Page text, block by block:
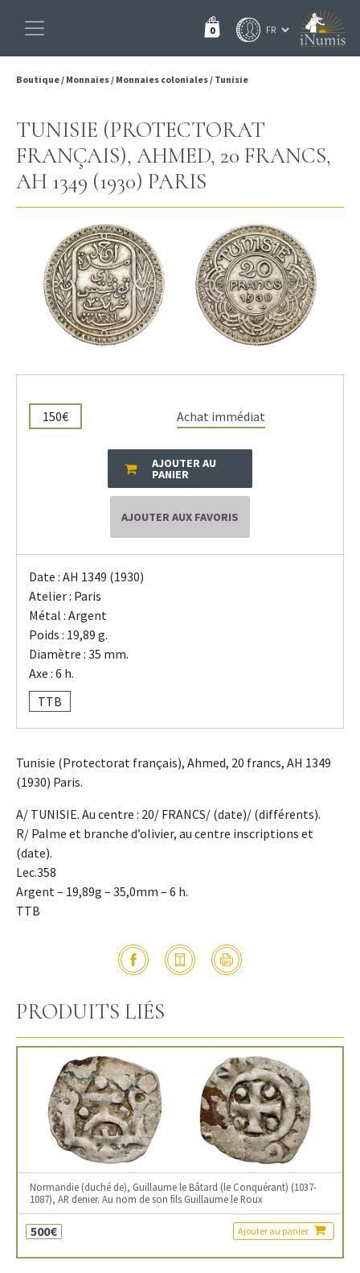
0
Boutique/ Monnaies/ Monnaies coloniales/ Tunisie
TUNISIE (PROTECTORAT
FRANÇAIS), AHMED, 20 FRANCS,
AH 1349 (1930) PARIS
150€ Achat immédiat
AJOUTER AU
PANIER
AJOUTER AUX FAVORIS
Date : AH 1349 (1930)
Atelier : Paris
Métal : Argent
Poids : 19,89 g.
Diamètre : 35 mm.
Axe : 6 h.
TTB
Tunisie (Protectorat français), Ahmed, 20 francs, AH 1349
(1930) Paris.
A/ TUNISIE. Au centre : 20/ FRANCS/ (date)/ (différents).
R/ Palme et branche d’olivier, au centre inscriptions et
(date).
Lec.358
Argent – 19,89g – 35,0mm – 6 h.
TTB
PRODUITS LIÉS
Normandie (duché de), Guillaume le Bâtard (le Conquérant) (1037-
1087), AR denier. Au nom de son fils Guillaume le Roux
500€ Ajouter au panier